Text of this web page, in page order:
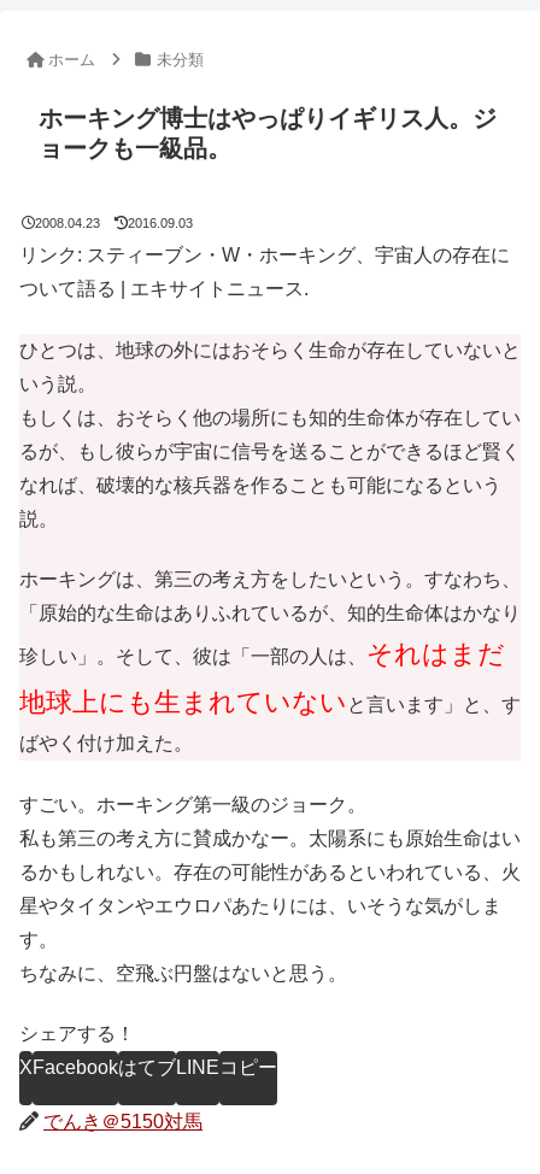
ホーム 未分類
ホーキング博士はやっぱりイギリス人。ジ
ョークも一級品。
2008.04.23 2016.09.03
リンク: スティーブン・W・ホーキング、宇宙人の存在に
ついて語る | エキサイトニュース.
ひとつは、地球の外にはおそらく生命が存在していないと
いう説。
もしくは、おそらく他の場所にも知的生命体が存在してい
るが、もし彼らが宇宙に信号を送ることができるほど賢く
なれば、破壊的な核兵器を作ることも可能になるという
説。
ホーキングは、第三の考え方をしたいという。すなわち、
「原始的な生命はありふれているが、知的生命体はかなり
珍しい」。そして、彼は「一部の人は、
それはまだ
地球上にも生まれていない と言います」と、す
ばやく付け加えた。
すごい。ホーキング第一級のジョーク。
私も第三の考え方に賛成かなー。太陽系にも原始生命はい
るかもしれない。存在の可能性があるといわれている、火
星やタイタンやエウロパあたりには、いそうな気がしま
す。
ちなみに、空飛ぶ円盤はないと思う。
シェアする！
XFacebookはてブLINEコピー
でんき＠5150対馬